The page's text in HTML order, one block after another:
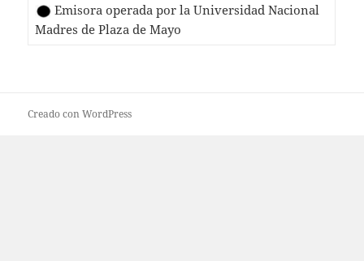
Emisora operada por la Universidad Nacional
Madres de Plaza de Mayo
Creado con WordPress